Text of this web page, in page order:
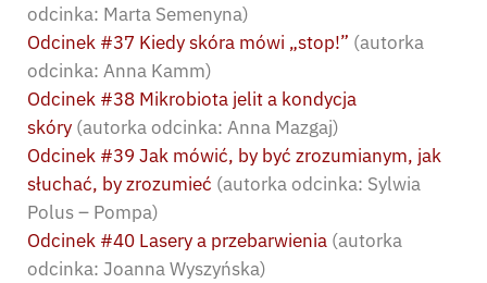
odcinka: Marta Semenyna)
Odcinek #37 Kiedy skóra mówi „stop!” (autorka
odcinka: Anna Kamm)
Odcinek #38 Mikrobiota jelit a kondycja
skóry (autorka odcinka: Anna Mazgaj)
Odcinek #39 Jak mówić, by być zrozumianym, jak
słuchać, by zrozumieć (autorka odcinka: Sylwia
Polus – Pompa)
Odcinek #40 Lasery a przebarwienia (autorka
odcinka: Joanna Wyszyńska)